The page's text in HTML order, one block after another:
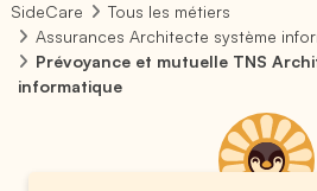
SideCare
Tous les métiers
Assurances Architecte système
Prévoyance et mutuelle TNS
informatique